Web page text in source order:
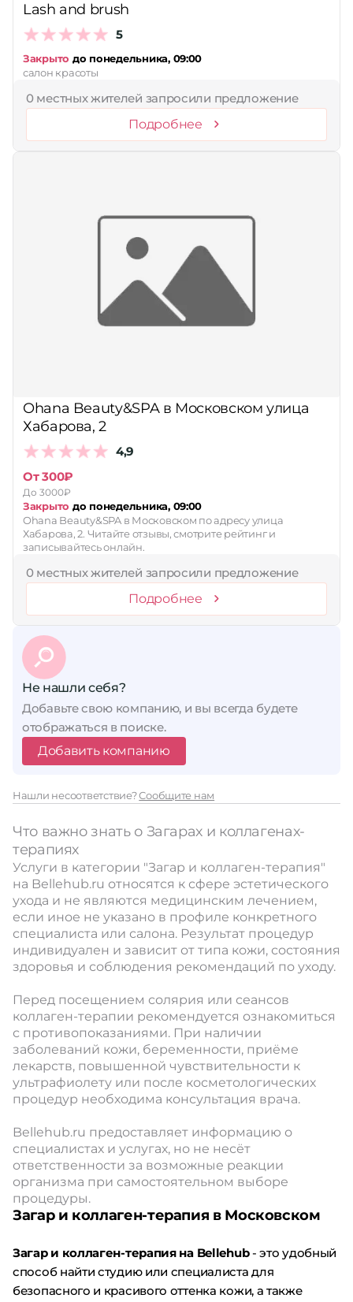
Lash and brush
5
Закрыто до понедельника, 09:00
салон красоты
0 местных жителей запросили предложение
Подробнее
Ohana Beauty&SPA в Московском улица
Хабарова, 2
4,9
От 300₽
До 3000₽
Закрыто до понедельника, 09:00
Ohana Beauty&SPA в Московском по адресу улица
Хабарова, 2. Читайте отзывы, смотрите рейтинг и
записывайтесь онлайн.
0 местных жителей запросили предложение
Подробнее
Не нашли себя?
Добавьте свою компанию, и вы всегда будете
отображаться в поиске.
Добавить компанию
Нашли несоответствие?Сообщите нам
Что важно знать о Загарах и коллагенах-
терапиях
Услуги в категории "Загар и коллаген-терапия"
на Bellehub.ru относятся к сфере эстетического
ухода и не являются медицинским лечением,
если иное не указано в профиле конкретного
специалиста или салона. Результат процедур
индивидуален и зависит от типа кожи, состояния
здоровья и соблюдения рекомендаций по уходу.
Перед посещением солярия или сеансов
коллаген-терапии рекомендуется ознакомиться
с противопоказаниями. При наличии
заболеваний кожи, беременности, приёме
лекарств, повышенной чувствительности к
ультрафиолету или после косметологических
процедур необходима консультация врача.
Bellehub.ru предоставляет информацию о
специалистах и услугах, но не несёт
ответственности за возможные реакции
организма при самостоятельном выборе
процедуры.
Загар и коллаген-терапия в Московском
Загар и коллаген-терапия на Bellehub- это удобный
способ найти студию или специалиста для
безопасного и красивого оттенка кожи, а также